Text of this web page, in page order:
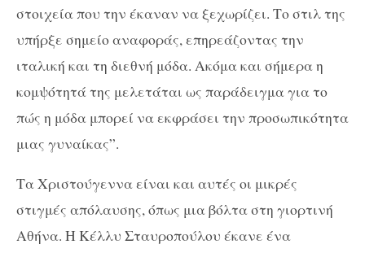
στοιχεία που την έκαναν να ξεχωρίζει. Το στιλ της
υπήρξε σημείο αναφοράς, επηρεάζοντας την
ιταλική και τη διεθνή μόδα. Ακόμα και σήμερα η
κομψότητά της μελετάται ως παράδειγμα για το
πώς η μόδα μπορεί να εκφράσει την προσωπικότητα
μιας γυναίκας”.
Τα Χριστούγεννα είναι και αυτές οι μικρές
στιγμές απόλαυσης, όπως μια βόλτα στη γιορτινή
Αθήνα. Η Κέλλυ Σταυροπούλου έκανε ένα